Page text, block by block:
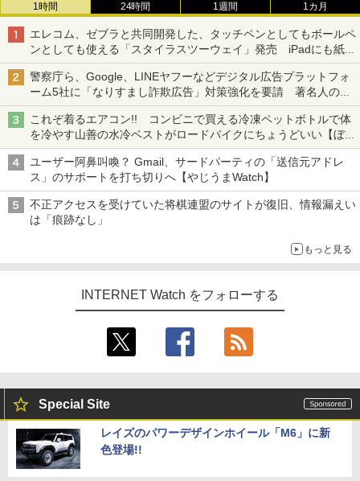
1時間 24時間 1週間 1カ月
エレコム、ゼブラと共同開発した、タッチペンとしてもボールペ
ンとしても使える「スタイラスツーウェイ」発売 iPadにも紙に
も、持ち替えずに書き込める
警察庁ら、Google、LINEヤフーなどデジタル広告プラットフォ
ーム5社に「なりすまし詐欺広告」対策強化を要請 著名人の写
真や映像を使った投資詐欺などへの対策として
これぞ着るエアコン!! コンビニで買える冷凍ペットボトルで体
を冷やす山善の水冷ベストがロードバイクにちょうどいい【ぼっ
ち・ざ・ろーど！その14】【空いた時間でなにしてる？】
ユーザー阿鼻叫喚？ Gmail、サードパーティの「送信元アドレ
ス」のサポートを打ち切りへ【やじうまWatch】
不正アクセスを受けていた将棋連盟のサイトが復旧、情報漏えい
は「痕跡なし」
もっと見る
INTERNET Watch をフォローする
Special Site
レイズのパワーデザインホイール「M6」に新
色登場!!